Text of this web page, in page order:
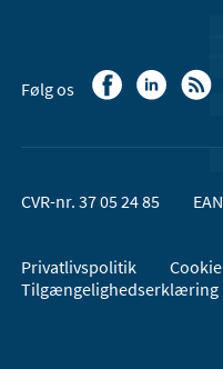
Følg os
CVR-nr. 37 05 24 85
Privatlivspolitik
Tilgængelighedserklæring